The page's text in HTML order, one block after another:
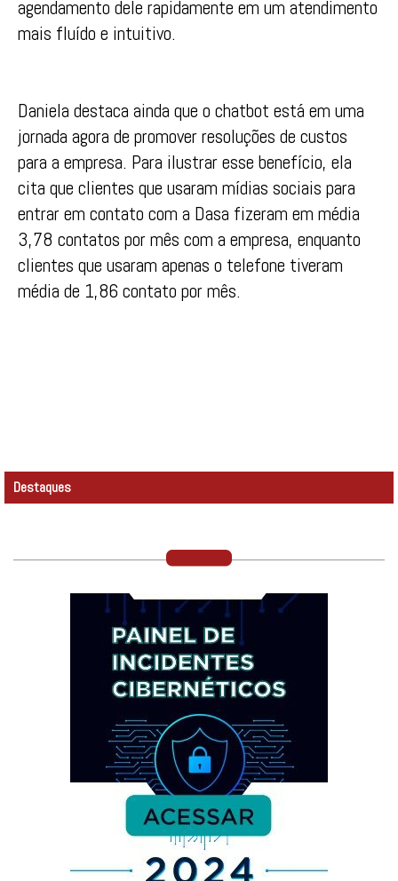
agendamento dele rapidamente em um atendimento
mais fluído e intuitivo.
Daniela destaca ainda que o chatbot está em uma
jornada agora de promover resoluções de custos
para a empresa. Para ilustrar esse benefício, ela
cita que clientes que usaram mídias sociais para
entrar em contato com a Dasa fizeram em média
3,78 contatos por mês com a empresa, enquanto
clientes que usaram apenas o telefone tiveram
média de 1,86 contato por mês.
Destaques